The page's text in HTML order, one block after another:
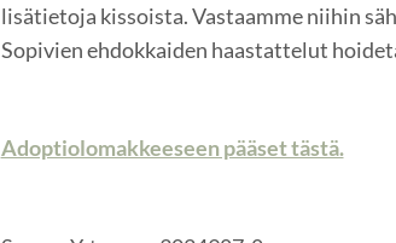
lisätietoja kissoista. Vastaamme niihin
Sopivien ehdokkaiden haastattelut
Adoptiolomakkeeseen pääset tästä.